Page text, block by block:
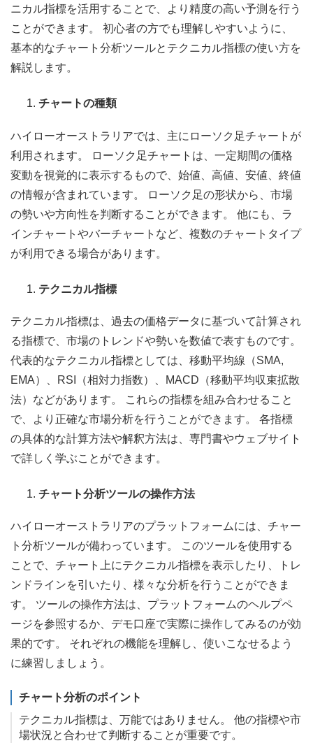
ニカル指標を活用することで、より精度の高い予測を行う
ことができます。 初心者の方でも理解しやすいように、
基本的なチャート分析ツールとテクニカル指標の使い方を
解説します。
チャートの種類
ハイローオーストラリアでは、主にローソク足チャートが
利用されます。 ローソク足チャートは、一定期間の価格
変動を視覚的に表示するもので、始値、高値、安値、終値
の情報が含まれています。 ローソク足の形状から、市場
の勢いや方向性を判断することができます。 他にも、ラ
インチャートやバーチャートなど、複数のチャートタイプ
が利用できる場合があります。
テクニカル指標
テクニカル指標は、過去の価格データに基づいて計算され
る指標で、市場のトレンドや勢いを数値で表すものです。
代表的なテクニカル指標としては、移動平均線（SMA,
EMA）、RSI（相対力指数）、MACD（移動平均収束拡散
法）などがあります。 これらの指標を組み合わせること
で、より正確な市場分析を行うことができます。 各指標
の具体的な計算方法や解釈方法は、専門書やウェブサイト
で詳しく学ぶことができます。
チャート分析ツールの操作方法
ハイローオーストラリアのプラットフォームには、チャー
ト分析ツールが備わっています。 このツールを使用する
ことで、チャート上にテクニカル指標を表示したり、トレ
ンドラインを引いたり、様々な分析を行うことができま
す。 ツールの操作方法は、プラットフォームのヘルプペ
ージを参照するか、デモ口座で実際に操作してみるのが効
果的です。 それぞれの機能を理解し、使いこなせるよう
に練習しましょう。
チャート分析のポイント
テクニカル指標は、万能ではありません。 他の指標や市
場状況と合わせて判断することが重要です。